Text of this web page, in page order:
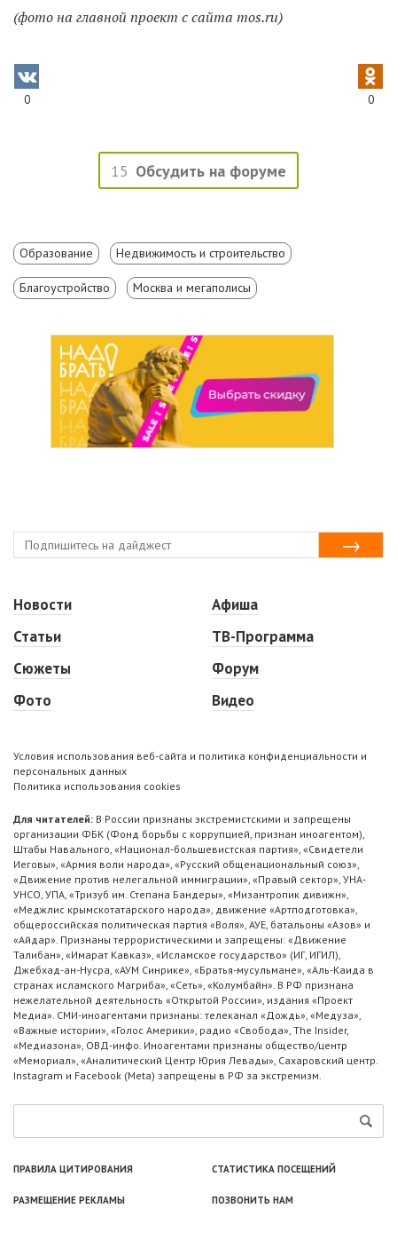
(фото на главной проект с сайта mos.ru)
0 0
15 Обсудить на форуме
Образование Недвижимость и строительство
Благоустройство Москва и мегаполисы
Новости
Статьи
Сюжеты
Фото
Афиша
ТВ-Программа
Форум
Видео
Условия использования веб-сайта и политика конфиденциальности и
персональных данных
Политика использования cookies
Для читателей: В России признаны экстремистскими и запрещены
организации ФБК (Фонд борьбы с коррупцией, признан иноагентом),
Штабы Навального, «Национал-большевистская партия», «Свидетели
Иеговы», «Армия воли народа», «Русский общенациональный союз»,
«Движение против нелегальной иммиграции», «Правый сектор», УНА-
УНСО, УПА, «Тризуб им. Степана Бандеры», «Мизантропик дивижн»,
«Меджлис крымскотатарского народа», движение «Артподготовка»,
общероссийская политическая партия «Воля», АУЕ, батальоны «Азов» и
«Айдар». Признаны террористическими и запрещены: «Движение
Талибан», «Имарат Кавказ», «Исламское государство» (ИГ, ИГИЛ),
Джебхад-ан-Нусра, «АУМ Синрике», «Братья-мусульмане», «Аль-Каида в
странах исламского Магриба», «Сеть», «Колумбайн». В РФ признана
нежелательной деятельность «Открытой России», издания «Проект
Медиа». СМИ-иноагентами признаны: телеканал «Дождь», «Медуза»,
«Важные истории», «Голос Америки», радио «Свобода», The Insider,
«Медиазона», ОВД-инфо. Иноагентами признаны общество/центр
«Мемориал», «Аналитический Центр Юрия Левады», Сахаровский центр.
Instagram и Facebook (Metа) запрещены в РФ за экстремизм.
ПРАВИЛА ЦИТИРОВАНИЯ СТАТИСТИКА ПОСЕЩЕНИЙ
РАЗМЕЩЕНИЕ РЕКЛАМЫ ПОЗВОНИТЬ НАМ